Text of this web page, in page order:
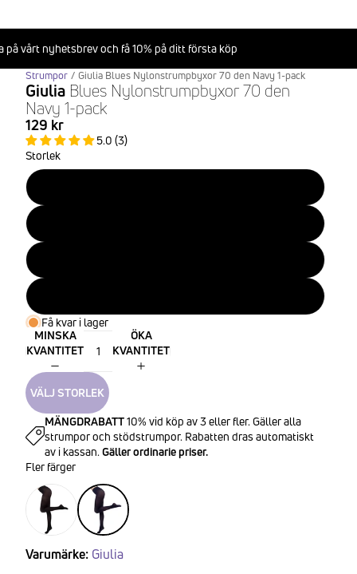
på vårt nyhetsbrev och få 10% på ditt första köp
Strumpor / Giulia Blues Nylonstrumpbyxor 70 den Navy 1-pack
Giulia Blues Nylonstrumpbyxor 70 den
Navy 1-pack
129 kr
5.0 (3)
Storlek
Få kvar i lager
MINSKA
KVANTITET
ÖKA
KVANTITET
VÄLJ STORLEK
MÄNGDRABATT10% vid köp av 3 eller fler. Gäller alla
strumpor och stödstrumpor. Rabatten dras automatiskt
av i kassan. Gäller ordinarie priser.
Fler färger
Varumärke: Giulia